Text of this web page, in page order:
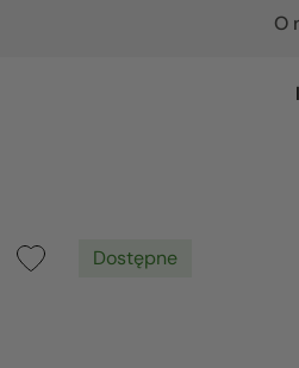
O
Dostępne